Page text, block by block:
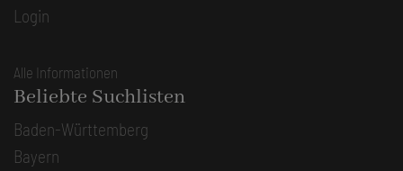
Login
Alle Informationen
Beliebte Suchlisten
Baden-Württemberg
Bayern